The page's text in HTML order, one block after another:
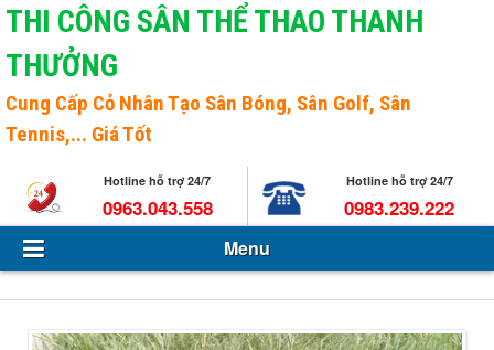
Giới thiệu
Sản phẩm
Tin Tức - Sự kiện
Tuyển dụng
Liên hệ
THI CÔNG SÂN THỂ THAO THANH
THƯỞNG
Cung Cấp Cỏ Nhân Tạo Sân Bóng, Sân Golf, Sân
Tennis,... Giá Tốt
Hotline hỗ trợ 24/7
0963.043.558
Hotline hỗ trợ 24/7
0983.239.222
Menu